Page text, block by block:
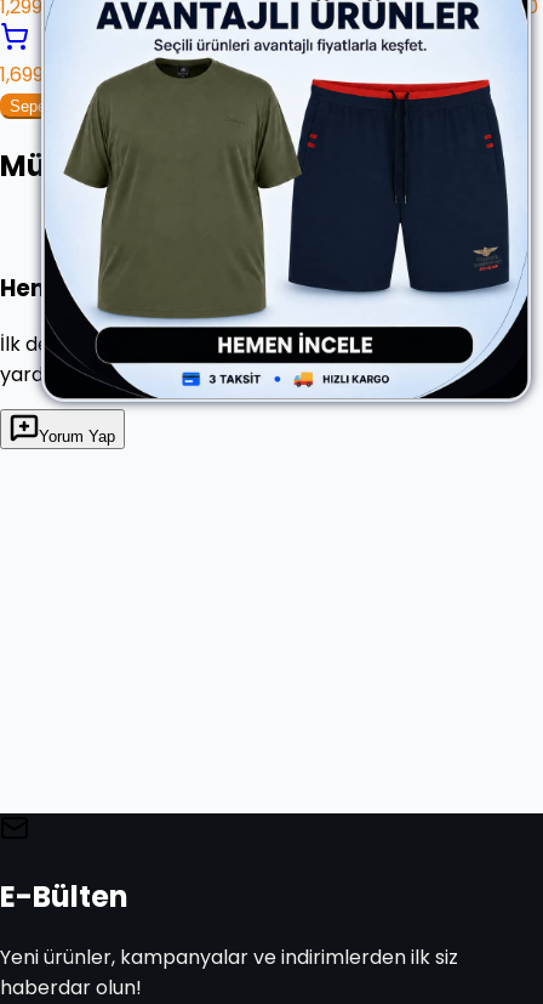
1,299.90 ₺
1,699.90 ₺
Sepete Ekle
Müşteri Yorumları
Henüz yorum yazılmamış
İlk değerlendirmeyi yaparak diğer kullanıcılarımıza
yardımcı ol.
Yorum Yap
E-Bülten
Yeni ürünler, kampanyalar ve indirimlerden ilk siz
haberdar olun!